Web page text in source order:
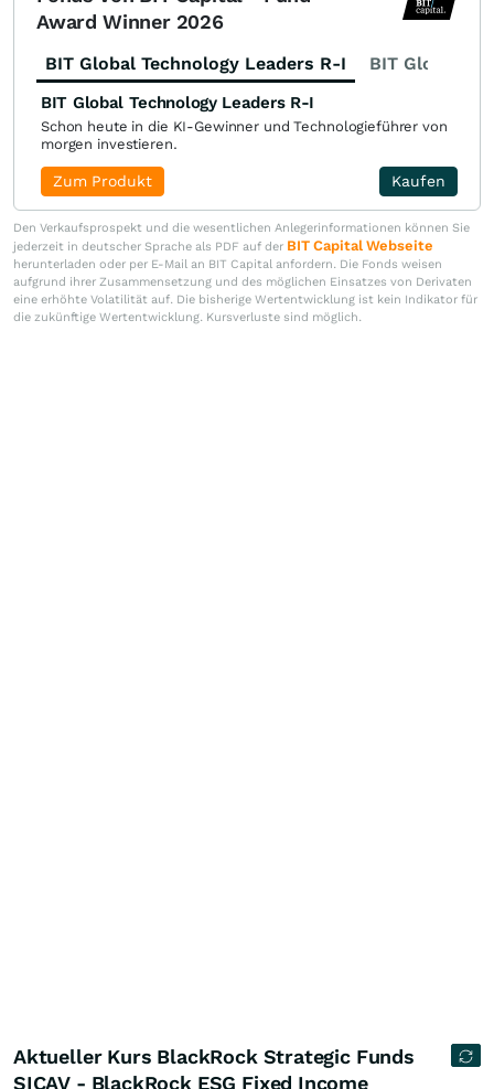
Award Winner 2026
BIT Global Technology Leaders R-I BIT Global
BIT Global Technology Leaders R-I
Schon heute in die KI-Gewinner und Technologieführer von
morgen investieren.
Kaufen
Zum Produkt
Den Verkaufsprospekt und die wesentlichen Anlegerinformationen können Sie
jederzeit in deutscher Sprache als PDF auf der BIT Capital Webseite
herunterladen oder per E-Mail an BIT Capital anfordern. Die Fonds weisen
aufgrund ihrer Zusammensetzung und des möglichen Einsatzes von Derivaten
eine erhöhte Volatilität auf. Die bisherige Wertentwicklung ist kein Indikator für
die zukünftige Wertentwicklung. Kursverluste sind möglich.
Aktueller Kurs BlackRock Strategic Funds
SICAV - BlackRock ESG Fixed Income